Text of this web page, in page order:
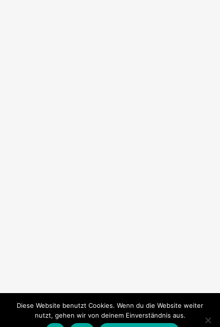
Diese Website benutzt Cookies. Wenn du die Website weiter
nutzt, gehen wir von deinem Einverständnis aus.